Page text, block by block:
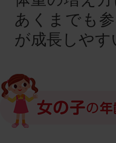
あくまでも
が成長しや